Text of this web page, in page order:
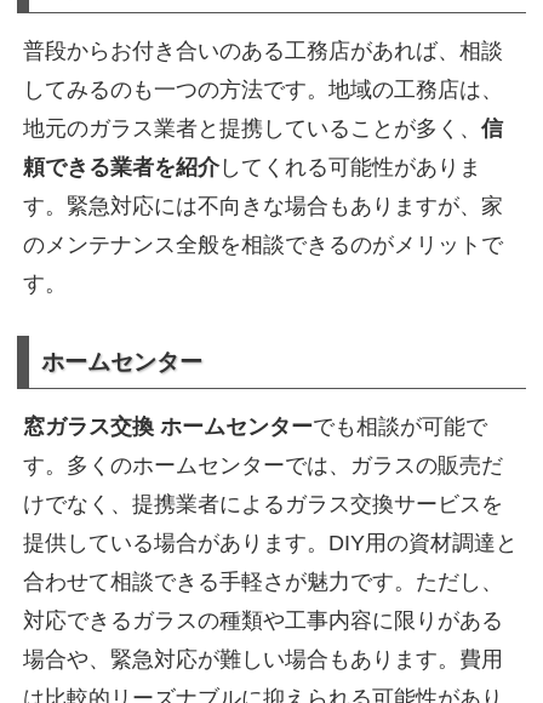
普段からお付き合いのある工務店があれば、相談
してみるのも一つの方法です。地域の工務店は、
地元のガラス業者と提携していることが多く、信
頼できる業者を紹介してくれる可能性がありま
す。緊急対応には不向きな場合もありますが、家
のメンテナンス全般を相談できるのがメリットで
す。
ホームセンター
窓ガラス交換 ホームセンターでも相談が可能で
す。多くのホームセンターでは、ガラスの販売だ
けでなく、提携業者によるガラス交換サービスを
提供している場合があります。DIY用の資材調達と
合わせて相談できる手軽さが魅力です。ただし、
対応できるガラスの種類や工事内容に限りがある
場合や、緊急対応が難しい場合もあります。費用
は比較的リーズナブルに抑えられる可能性があり